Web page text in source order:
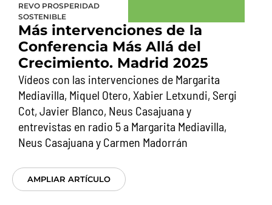
REVO PROSPERIDAD
SOSTENIBLE
Más intervenciones de la
Conferencia Más Allá del
Crecimiento. Madrid 2025
Vídeos con las intervenciones de Margarita
Mediavilla, Miquel Otero, Xabier Letxundi, Sergi
Cot, Javier Blanco, Neus Casajuana y
entrevistas en radio 5 a Margarita Mediavilla,
Neus Casajuana y Carmen Madorrán
AMPLIAR ARTÍCULO